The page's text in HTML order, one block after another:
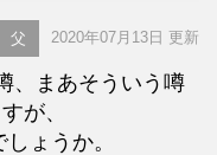
父 2020年07月13日 更新
、まあそういう噂
が、
ょうか。